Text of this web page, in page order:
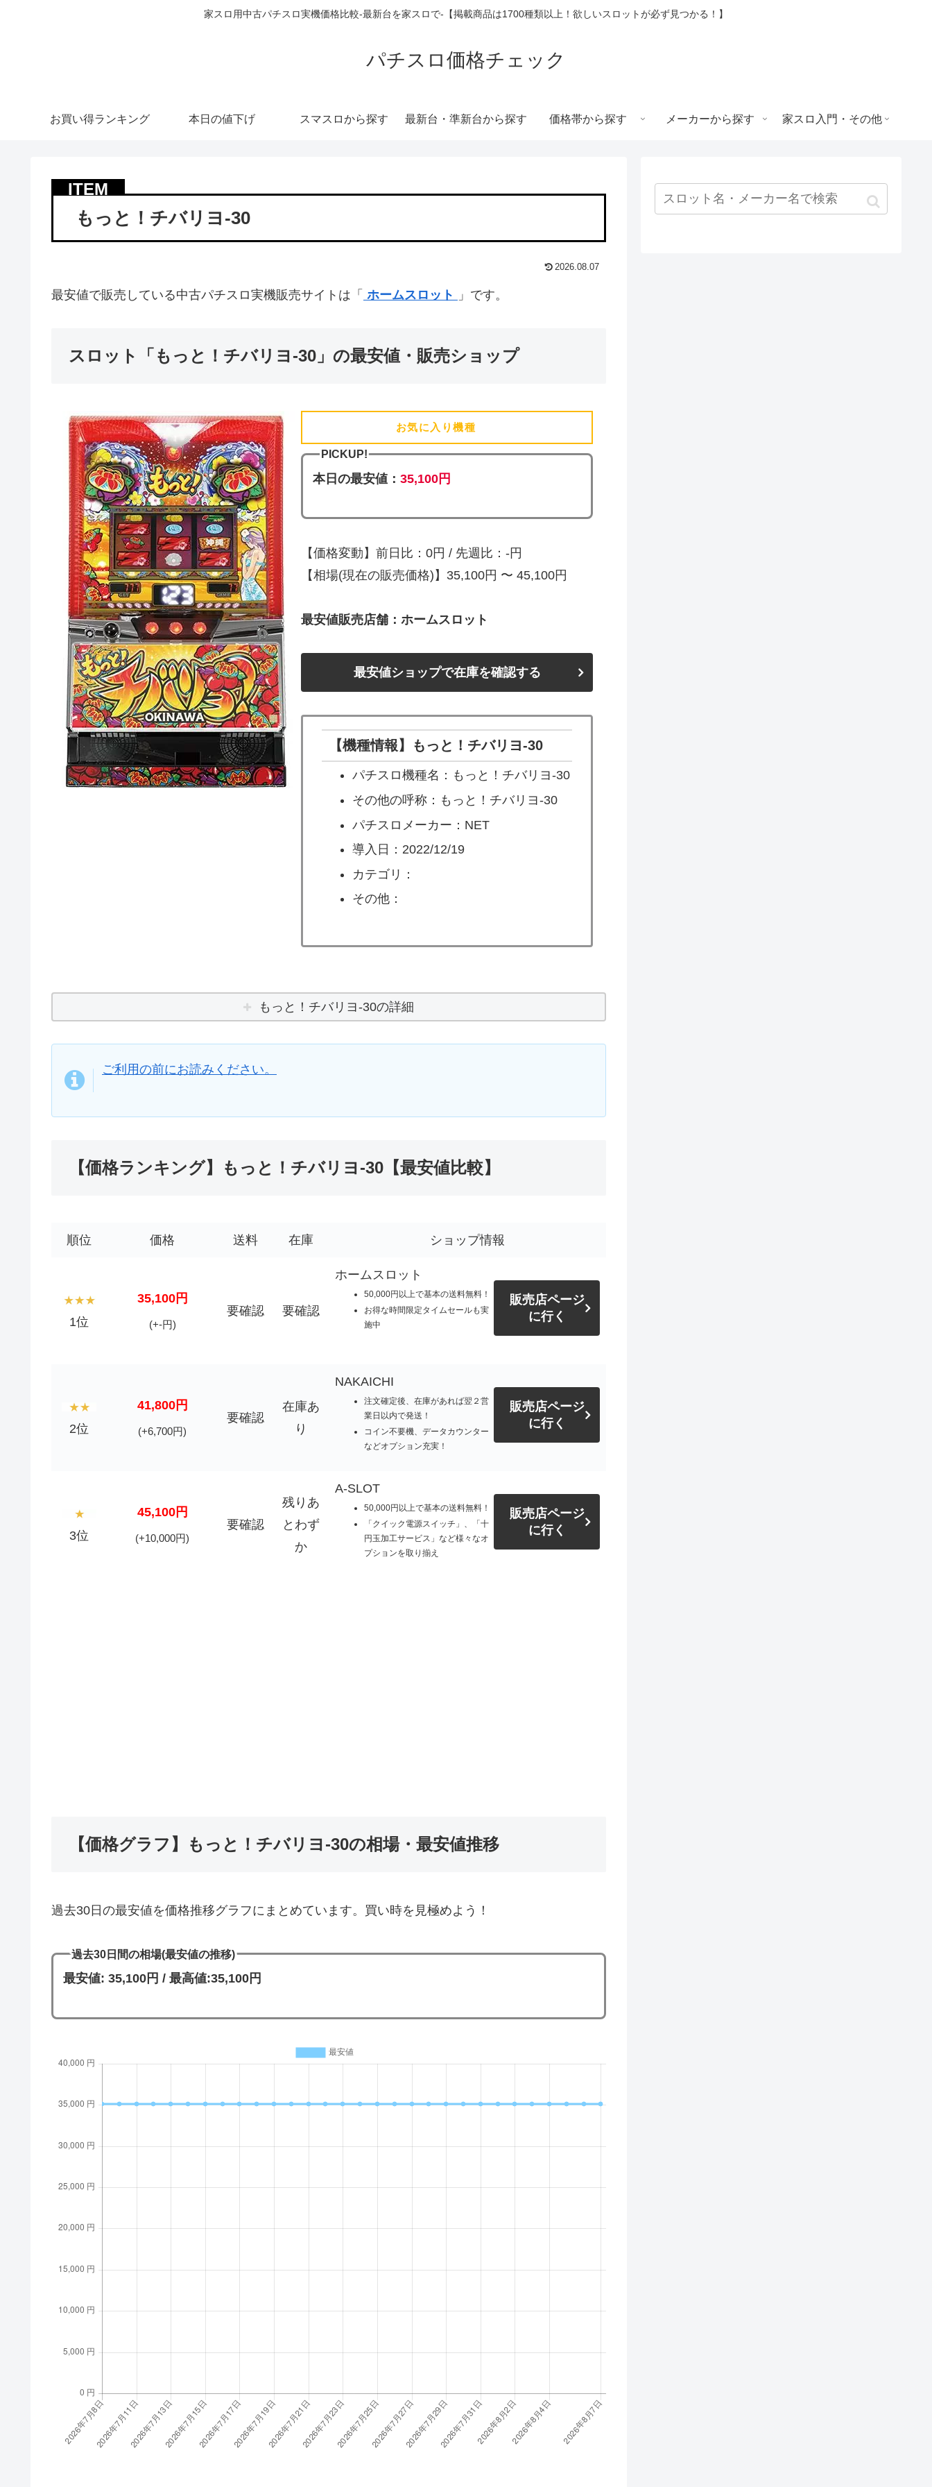
家スロ用中古パチスロ実機価格比較-最新台を家スロで-【掲載商品は1700種類以上！欲しいスロットが必ず見つかる！】
パチスロ価格チェック
お買い得ランキング 本日の値下げ スマスロから探す 最新台・準新台から探す 価格帯から探す メーカーから探す 家スロ入門・その他
もっと！チバリヨ-30
2026.08.07
最安値で販売している中古パチスロ実機販売サイトは「 ホームスロット 」です。
スロット「もっと！チバリヨ-30」の最安値・販売ショップ
お気に入り機種
PICKUP!
本日の最安値：35,100円
【価格変動】前日比：0円 / 先週比：-円
【相場(現在の販売価格)】35,100円 〜 45,100円
最安値販売店舗：ホームスロット
最安値ショップで在庫を確認する
【機種情報】もっと！チバリヨ-30
パチスロ機種名：もっと！チバリヨ-30
その他の呼称：もっと！チバリヨ-30
パチスロメーカー：NET
導入日：2022/12/19
カテゴリ：
その他：
もっと！チバリヨ-30の詳細
ご利用の前にお読みください。
【価格ランキング】もっと！チバリヨ-30【最安値比較】
順位 価格 送料 在庫 ショップ情報
1位
35,100円
(+-円)
要確認 要確認
ホームスロット
50,000円以上で基本の送料無料！
お得な時間限定タイムセールも実
施中
販売店ページ
に行く
2位
41,800円
(+6,700円)
要確認
在庫あ
り
NAKAICHI
注文確定後、在庫があれば翌２営
業日以内で発送！
コイン不要機、データカウンター
などオプション充実！
販売店ページ
に行く
3位
45,100円
(+10,000円)
要確認
残りあ
とわず
か
A-SLOT
50,000円以上で基本の送料無料！
「クイック電源スイッチ」、「十
円玉加工サービス」など様々なオ
プションを取り揃え
販売店ページ
に行く
【価格グラフ】もっと！チバリヨ-30の相場・最安値推移
過去30日の最安値を価格推移グラフにまとめています。買い時を見極めよう！
過去30日間の相場(最安値の推移)
最安値: 35,100円 / 最高値:35,100円